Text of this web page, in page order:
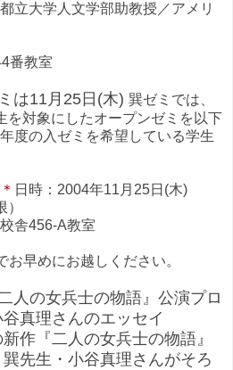
立大学人文学部助教授／アメリ
番教室
は11月25日(木) 巽ゼミでは、
を対象にしたオープンゼミを以下
度の入ゼミを希望している学生
日時：2004年11月25日(木)
舎456-A教室
早めにお越しください。
人の女兵士の物語』公演プロ
真理さんのエッセイ
作『二人の女兵士の物語』
先生・小谷真理さんがそろ